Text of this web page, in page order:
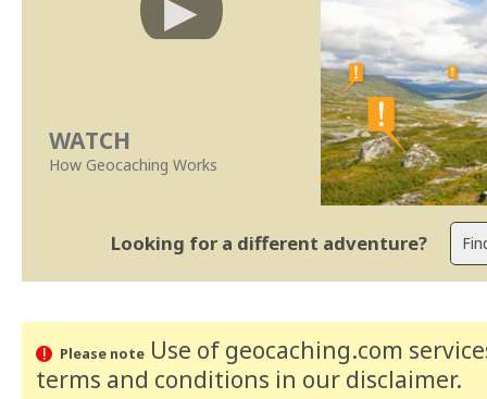
WATCH
How Geocaching Works
Looking for a different adventure?
Please noteUse of geocaching.com
terms and conditions in our disclaimer.